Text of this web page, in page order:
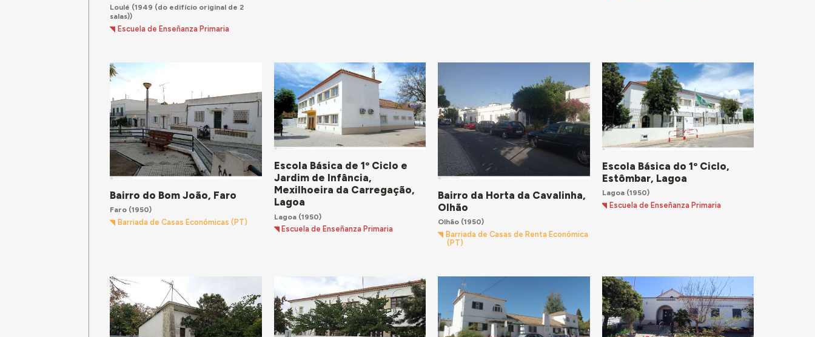
Loulé (1949 (do edifício original de 2
salas))
Escuela de Enseñanza Primaria
Bairro do Bom João, Faro
Faro (1950)
Barriada de Casas Económicas (PT)
Escola Básica de 1º Ciclo e
Jardim de Infância,
Mexilhoeira da Carregação,
Lagoa
Lagoa(1950)
Escuela de Enseñanza Primaria
Bairro da Horta da Cavalinha,
Olhão
Olhão (1950)
Barriada de Casas de Renta Económica
(PT)
Escola Básica do 1º Ciclo,
Estômbar, Lagoa
Lagoa(1950)
Escuela de Enseñanza Primaria